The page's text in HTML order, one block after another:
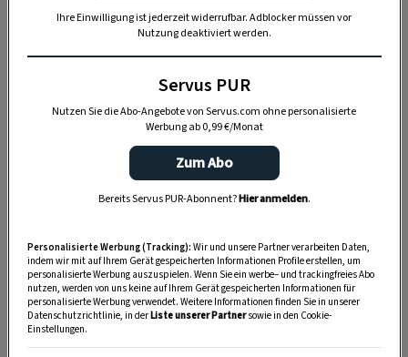
Sie sind in der Regel unkompliziert und passen
sich leicht an verschiedene Lebensumstände an,
sei es in einer Wohnung in der Stadt oder in
einem Haus auf dem Land.
unkomplizierten Natur sind Europäische
Kurzhaarkatzen in der Regel pflegeleicht und
unkompliziert, einmal pro Woche bürsten reicht.
Und sieintegriert sich hervorragend in Familien
mit Kindern.
Ihre Einwilligung ist jederzeit widerrufbar. Adblocker müssen vor
Nutzung deaktiviert werden.
Servus PUR
Nutzen Sie die Abo-Angebote von Servus.com ohne personalisierte
Werbung ab 0,99 €/Monat
Zum Abo
Bereits Servus PUR-Abonnent?Hier anmelden.
Personalisierte Werbung (Tracking): Wir und unsere Partner verarbeiten Daten,
indem wir mit auf Ihrem Gerät gespeicherten Informationen Profile erstellen, um
personalisierte Werbung auszuspielen. Wenn Sie ein werbe– und trackingfreies Abo
nutzen, werden von uns keine auf Ihrem Gerät gespeicherten Informationen für
personalisierte Werbung verwendet. Weitere Informationen finden Sie in unserer
Datenschutzrichtlinie, in derListe unserer Partnersowie in den Cookie-
Einstellungen.